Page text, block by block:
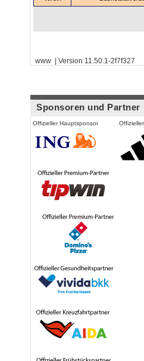
www | Version 11.50.1-2f7f327
Sponsoren und Partner
Offizieller Hauptsponsor